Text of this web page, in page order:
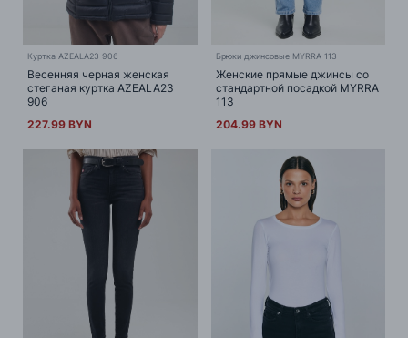
Куртка AZEALA23 906
Весенняя черная женская
стеганая куртка AZEALA23
906
227.99 BYN
Брюки джинсовые MYRRA 113
Женские прямые джинсы со
стандартной посадкой MYRRA
113
204.99 BYN